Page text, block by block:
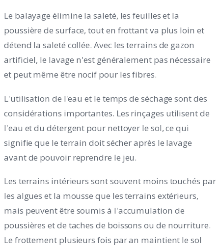
Le balayage élimine la saleté, les feuilles et la
poussière de surface, tout en frottant va plus loin et
détend la saleté collée. Avec les terrains de gazon
artificiel, le lavage n'est généralement pas nécessaire
et peut même être nocif pour les fibres.
L'utilisation de l'eau et le temps de séchage sont des
considérations importantes. Les rinçages utilisent de
l'eau et du détergent pour nettoyer le sol, ce qui
signifie que le terrain doit sécher après le lavage
avant de pouvoir reprendre le jeu.
Les terrains intérieurs sont souvent moins touchés par
les algues et la mousse que les terrains extérieurs,
mais peuvent être soumis à l'accumulation de
poussières et de taches de boissons ou de nourriture.
Le frottement plusieurs fois par an maintient le sol